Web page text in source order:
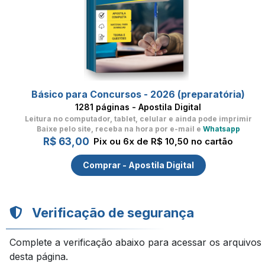
Básico para Concursos - 2026 (preparatória)
1281 páginas - Apostila Digital
Leitura no computador, tablet, celular e ainda pode imprimir
Baixe pelo site, receba na hora por e-mail e Whatsapp
R$ 63,00 Pix ou 6x de R$ 10,50 no cartão
Comprar - Apostila Digital
Verificação de segurança
Complete a verificação abaixo para acessar os arquivos
desta página.